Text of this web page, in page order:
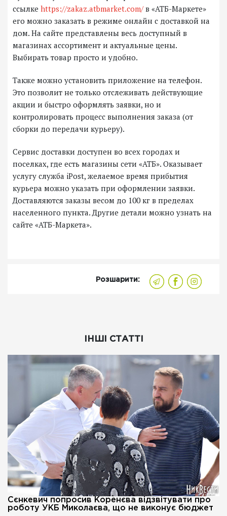
ссылке https://zakaz.atbmarket.com/в «АТБ-Маркете»
его можно заказать в режиме онлайн с доставкой на
дом. На сайте представлены весь доступный в
магазинах ассортимент и актуальные цены.
Выбирать товар просто и удобно.
Также можно установить приложение на телефон.
Это позволит не только отслеживать действующие
акции и быстро оформлять заявки, но и
контролировать процесс выполнения заказа (от
сборки до передачи курьеру).
Сервис доставки доступен во всех городах и
поселках, где есть магазины сети «АТБ». Оказывает
услугу служба iPost, желаемое время прибытия
курьера можно указать при оформлении заявки.
Доставляются заказы весом до 100 кг в пределах
населенного пункта. Другие детали можно узнать на
сайте «АТБ-Маркета».
Розшарити:
ІНШІ СТАТТІ
Сєнкевич попросив Коренєва відзвітувати про
роботу УКБ Миколаєва, що не виконує бюджет